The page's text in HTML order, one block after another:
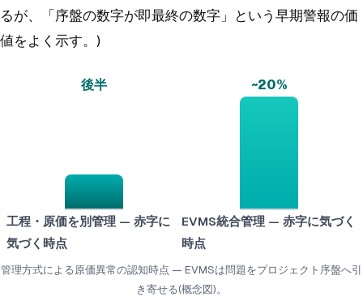
るが、「序盤の数字が即最終の数字」という早期警報の価
値をよく示す。)
後半
工程・原価を別管理 — 赤字に
気づく時点
~20%
EVMS統合管理 — 赤字に気づく
時点
管理方式による原価異常の認知時点 — EVMSは問題をプロジェクト序盤へ引
き寄せる(概念図)。